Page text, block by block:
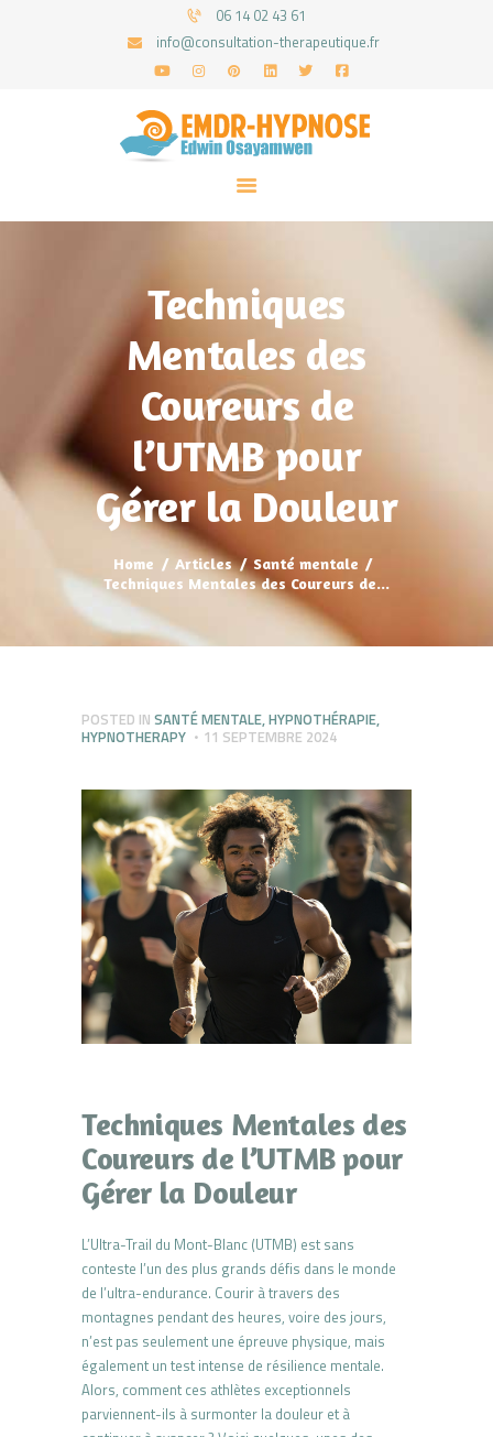
06 14 02 43 61
info@consultation-therapeutique.fr
Techniques
Mentales des
Coureurs de
l’UTMB pour
Gérer la Douleur
Home Articles
Santé mentale
Techniques Mentales des Coureurs de...
ACCUEIL
MON APPROCHE
ARTICLES
PRENEZ UN RDV
POSTED IN SANTÉ MENTALE,HYPNOTHÉRAPIE,
HYPNOTHERAPY
11 SEPTEMBRE 2024
Techniques Mentales des
Coureurs de l’UTMB pour
Gérer la Douleur
L’Ultra-Trail du Mont-Blanc (UTMB) est sans
conteste l’un des plus grands défis dans le monde
de l’ultra-endurance. Courir à travers des
montagnes pendant des heures, voire des jours,
n’est pas seulement une épreuve physique, mais
également un test intense de résilience mentale.
Alors, comment ces athlètes exceptionnels
parviennent-ils à surmonter la douleur et à